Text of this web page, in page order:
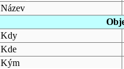
Název
Kdy
Kde
Kým